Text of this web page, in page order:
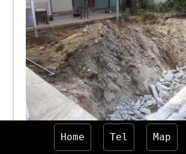
Home Tel Map